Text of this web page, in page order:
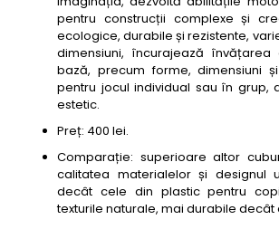
pentru construcții complexe și
ecologice, durabile și rezistente,
dimensiuni, încurajează
bază, precum forme, dimensiuni
pentru jocul individual sau în grup,
estetic.
Preț: 400 lei.
Comparație: superioare altor
calitatea materialelor și designul
decât cele din plastic pentru
texturile naturale, mai durabile decât